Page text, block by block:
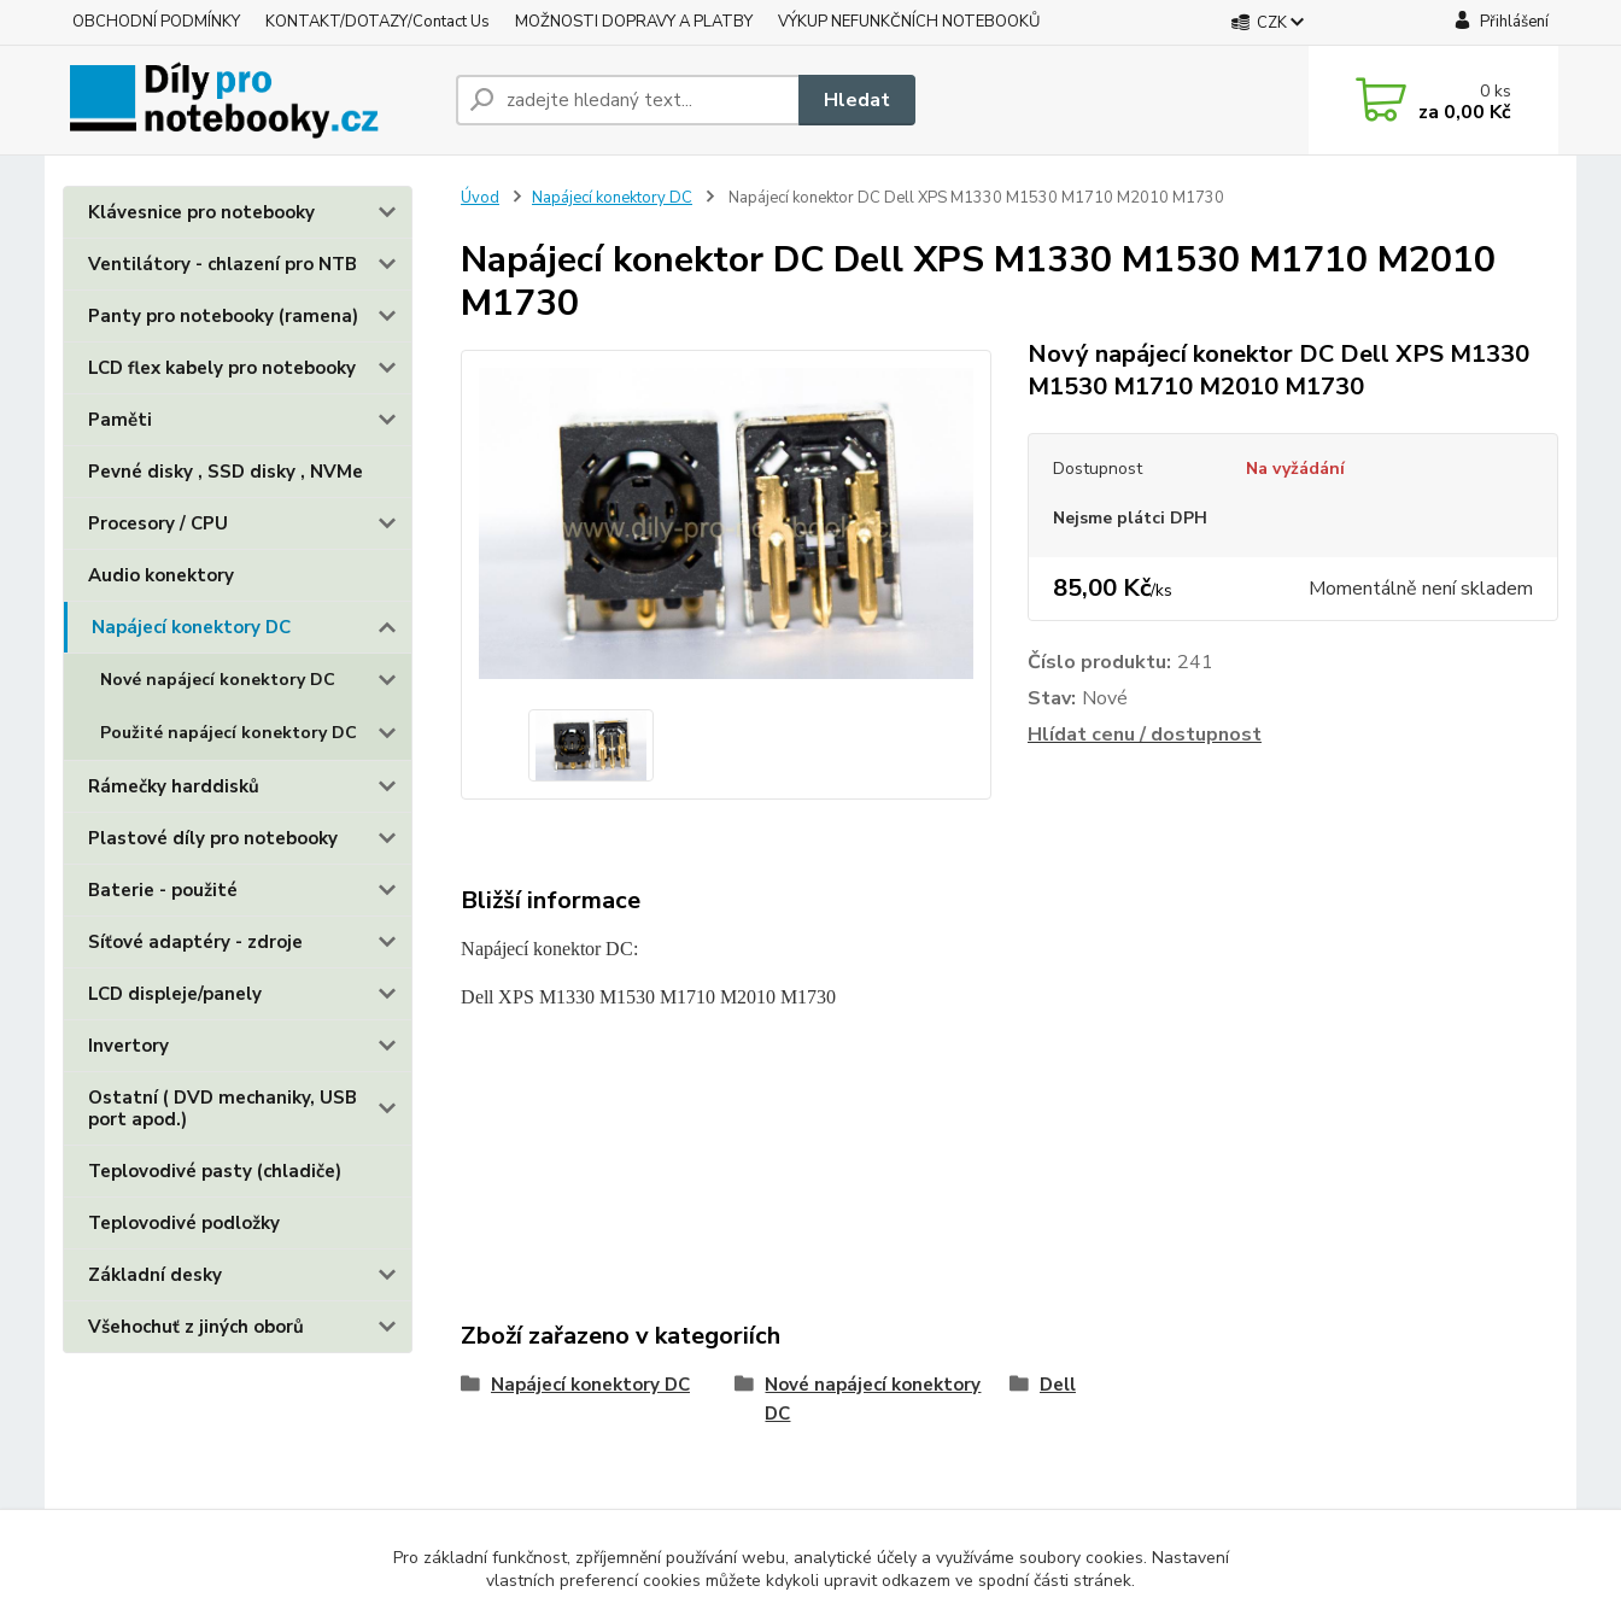
OBCHODNÍ PODMÍNKY KONTAKT/DOTAZY/Contact Us MOŽNOSTI DOPRAVY A PLATBY VÝKUP NEFUNKČNÍCH NOTEBOOKŮ CZK Přihlášení
Hledat 0ks
za 0,00 Kč
Klávesnice pro notebooky
Ventilátory - chlazení pro NTB
Panty pro notebooky (ramena)
LCD flex kabely pro notebooky
Paměti
Pevné disky , SSD disky , NVMe
Procesory / CPU
Audio konektory
Napájecí konektory DC
Nové napájecí konektory DC
Použité napájecí konektory DC
Rámečky harddisků
Plastové díly pro notebooky
Baterie - použité
Síťové adaptéry - zdroje
LCD displeje/panely
Invertory
Ostatní ( DVD mechaniky, USB
port apod.)
Teplovodivé pasty (chladiče)
Teplovodivé podložky
Základní desky
Všehochuť z jiných oborů
Úvod Napájecí konektory DC Napájecí konektor DC Dell XPS M1330 M1530 M1710 M2010 M1730
Napájecí konektor DC Dell XPS M1330 M1530 M1710 M2010
M1730
Nový napájecí konektor DC Dell XPS M1330
M1530 M1710 M2010 M1730
Dostupnost Na vyžádání
Nejsme plátci DPH
85,00 Kč/ks Momentálně není skladem
Číslo produktu: 241
Stav: Nové
Hlídat cenu / dostupnost
Bližší informace
Napájecí konektor DC:
Dell XPS M1330 M1530 M1710 M2010 M1730
Zboží zařazeno v kategoriích
Napájecí konektory DC
Nové napájecí konektory
DC
Dell
Pro základní funkčnost, zpříjemnění používání webu, analytické účely a využíváme soubory cookies. Nastavení
vlastních preferencí cookies můžete kdykoli upravit odkazem ve spodní části stránek.